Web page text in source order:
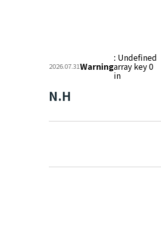
2026.07.31Warning
: Undefined
array key 0
in
N.H